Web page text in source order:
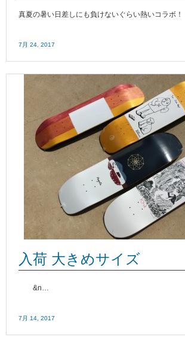
真夏の暑い日差しにも負けないぐらい熱いコラボ
7月 24, 2017
入荷 大きめサイズ
&n…
7月 14, 2017